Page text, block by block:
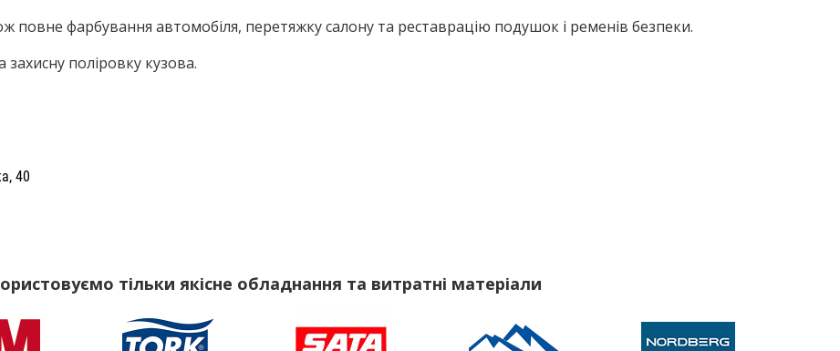
повне фарбування автомобіля, перетяжку салону та реставрацію подушок і ременів безпеки.
поліровку кузова.
40
тільки якісне обладнання та витратні матеріали